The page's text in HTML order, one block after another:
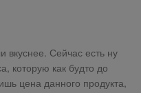
вкуснее. Сейчас есть ну
которую как будто до
цена данного продукта,